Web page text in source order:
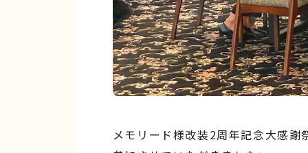
メモリード様改装2周年記念大感謝